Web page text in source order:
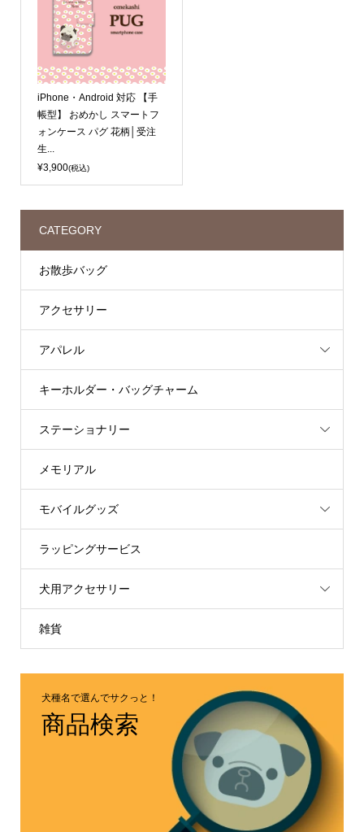
iPhone・Android 対応 【手
帳型】 おめかし スマートフ
ォンケース パグ 花柄│受注
生...
¥3,900(税込)
CATEGORY
お散歩バッグ
アクセサリー
アパレル
キーホルダー・バッグチャーム
ステーショナリー
メモリアル
モバイルグッズ
ラッピングサービス
犬用アクセサリー
雑貨
犬種名で選んでサクっと！
商品検索